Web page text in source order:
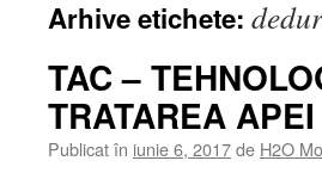
Arhive etichete:
TAC –
TRATAREA
Publicat în iunie 6, 2017de H2O